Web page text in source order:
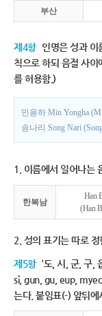
부산
제4항 인명은 성과 이
칙으로 하되 음절 사이
를 허용함.)
민용하 Min Yongha
송나리 Song Nari
1. 이름에서 일어나는
한복남
Han
(Han
2. 성의 표기는 따로 정
제5항 ‘도, 시, 군, 구,
si, gun, gu, eup,
는다. 붙임표(-) 앞뒤에